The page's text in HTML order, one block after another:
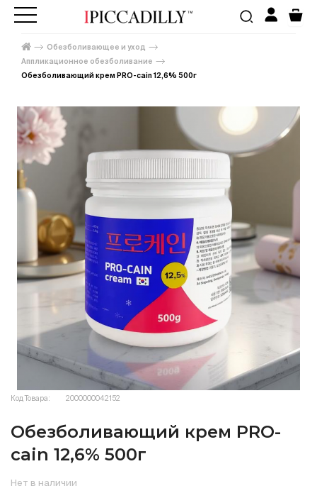
Обезболивающее и уход
Аппликационное обезболивание
Обезболивающий крем PRO-cain 12,6% 500г
Код Товара: 2000000042152
Обезболивающий крем PRO-
cain 12,6% 500г
Нет в наличии